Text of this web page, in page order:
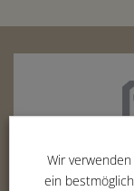
Wir
ein